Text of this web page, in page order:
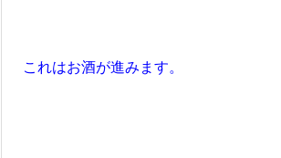
これはお酒が進みます。